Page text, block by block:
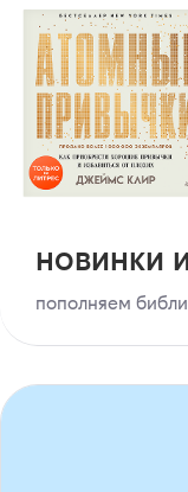
новинки
пополняем